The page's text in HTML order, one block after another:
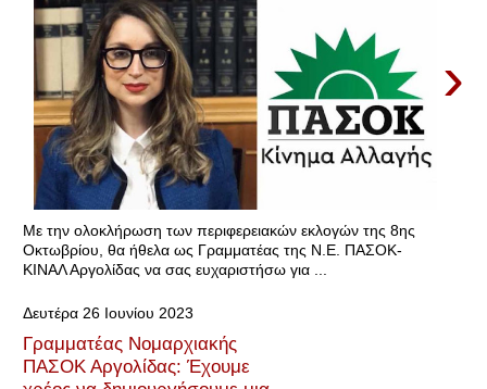
›
Mε την ολοκλήρωση των περιφερειακών εκλογών της 8ης
Οκτωβρίου, θα ήθελα ως Γραμματέας της Ν.Ε. ΠΑΣΟΚ-
ΚΙΝΑΛ Αργολίδας να σας ευχαριστήσω για ...
Δευτέρα 26 Ιουνίου 2023
Γραμματέας Νομαρχιακής
ΠΑΣΟΚ Αργολίδας: Έχουμε